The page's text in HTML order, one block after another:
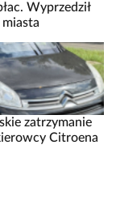
Wyprzedził
zatrzymanie
Citroena